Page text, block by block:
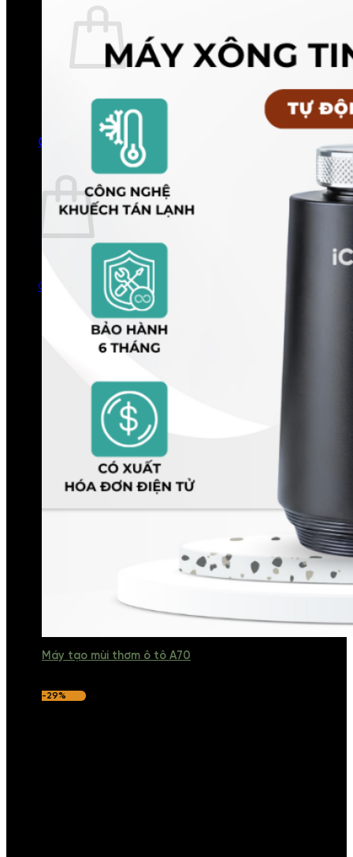
Quay trở lại cửa hàng
0
Giỏ hàng
Chưa có sản phẩm trong giỏ hàng.
Quay trở lại cửa hàng
Máy tạo mùi thơm ô tô A70
-29%